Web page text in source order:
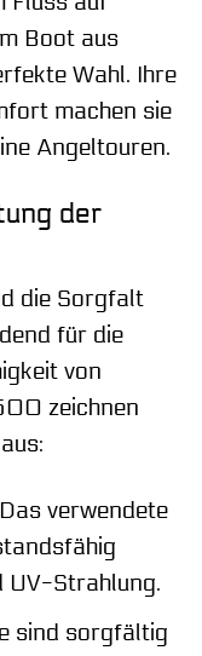
Boot aus
Wahl. Ihre
machen sie
Angeltouren.
der
die Sorgfalt
für die
von
zeichnen
verwendete
UV-Strahlung.
sind sorgfältig